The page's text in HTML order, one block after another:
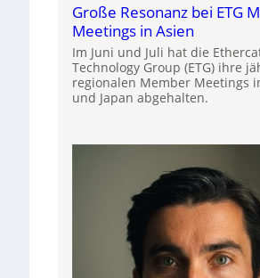
Große Resonanz bei ETG
Meetings in Asien
Im Juni und Juli hat die
Technology Group (ETG) ihre
regionalen Member Meetings
und Japan abgehalten.